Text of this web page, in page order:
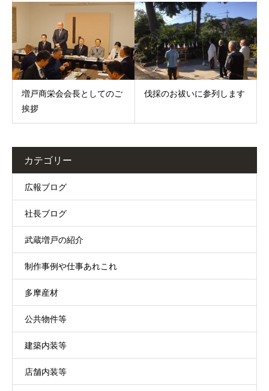
増戸商栄会会長としてのご
挨拶
伐採のお祓いに参列します
カテゴリー
広報ブログ
社長ブログ
武蔵増戸の紹介
制作事例や仕事あれこれ
多摩産材
公共物件等
建築内装等
店舗内装等